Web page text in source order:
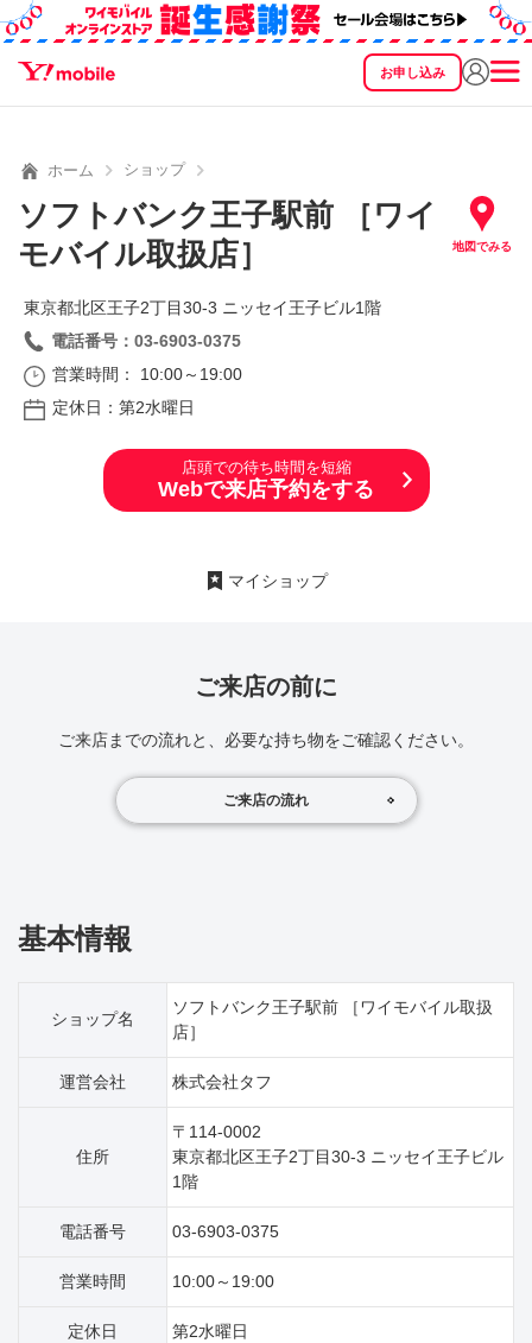
お申し込み
SEARCH
ホーム ショップ
ソフトバンク王子駅前 ［ワイ
モバイル取扱店］
地図でみる
東京都北区王子2丁目30‐3 ニッセイ王子ビル1階
電話番号：03-6903-0375
営業時間： 10:00～19:00
定休日：第2水曜日
店頭での待ち時間を短縮
Webで来店予約をする
マイショップ
ご来店の前に
ご来店までの流れと、必要な持ち物をご確認ください。
ご来店の流れ
基本情報
ショップ名
ソフトバンク王子駅前 ［ワイモバイル取扱
店］
運営会社 株式会社タフ
住所
〒114-0002
東京都北区王子2丁目30‐3 ニッセイ王子ビル
1階
電話番号 03-6903-0375
営業時間 10:00～19:00
定休日 第2水曜日